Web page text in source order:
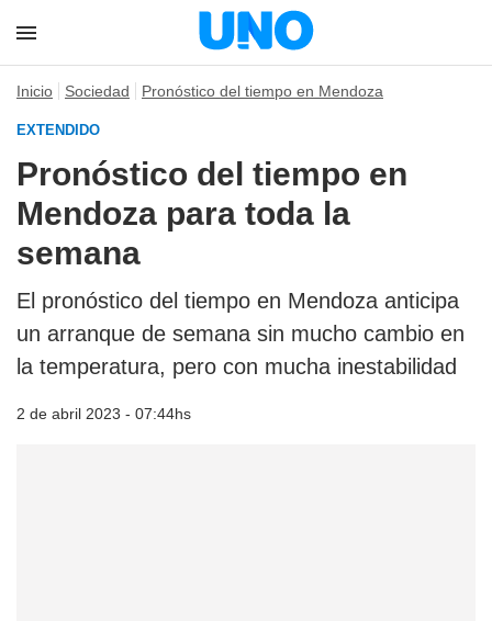
Inicio Sociedad Pronóstico del tiempo en Mendoza
EXTENDIDO
Pronóstico del tiempo en
Mendoza para toda la
semana
El pronóstico del tiempo en Mendoza anticipa
un arranque de semana sin mucho cambio en
la temperatura, pero con mucha inestabilidad
2 de abril 2023 - 07:44hs